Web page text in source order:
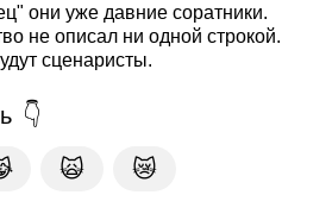
они уже давние соратники.
не описал ни одной строкой.
сценаристы.
🙀 😿